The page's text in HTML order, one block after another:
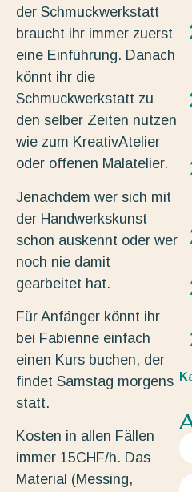
der Schmuckwerkstatt
braucht ihr immer zuerst
eine Einführung. Danach
könnt ihr die
Schmuckwerkstatt zu
den selber Zeiten nutzen
wie zum KreativAtelier
oder offenen Malatelier.
Jenachdem wer sich mit
der Handwerkskunst
schon auskennt oder wer
noch nie damit
gearbeitet hat.
Für Anfänger könnt ihr
bei Fabienne einfach
einen Kurs buchen, der
findet Samstag morgens
statt.
Kosten in allen Fällen
immer 15CHF/h. Das
Material (Messing,